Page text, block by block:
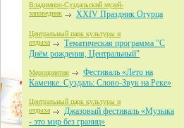
Владимиро-Суздальский музей-
заповедник XXIV Праздник Огурца
Центральный парк культуры и
отдыха
Тематическая программа "С
Днём рождения, Центральный"
Мероприятия
Фестиваль «Лето на
Каменке. Суздаль: Слово-Звук на Реке»
Центральный парк культуры и
отдыха
Джазовый фестиваль «Музыка
- это мир без границ»